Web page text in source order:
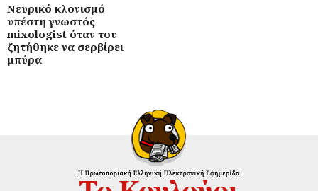
Νευρικό κλονισμό
υπέστη γνωστός
mixologist όταν του
ζητήθηκε να σερβίρει
μπύρα